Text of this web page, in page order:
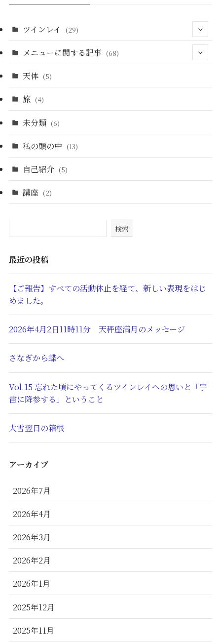
ツインレイ (29)
(15)
メニューに関する記事 (68)
(8)
(6)
(9)
天体 (5)
旅 (4)
未分類 (6)
私の頭の中 (13)
自己紹介 (5)
講座 (2)
検索
最近の投稿
【ご報告】すべての活動休止を経て、新しい表現をはじ
めました。
2026年4月2日11時11分 天秤座満月のメッセージ
さなぎから蝶へ
Vol.15 忘れた頃にやってくるツインレイへの思いと「宇
宙に降参する」ということ
大雪翌日の箱根
アーカイブ
2026年7月
2026年4月
2026年3月
2026年2月
2026年1月
2025年12月
2025年11月